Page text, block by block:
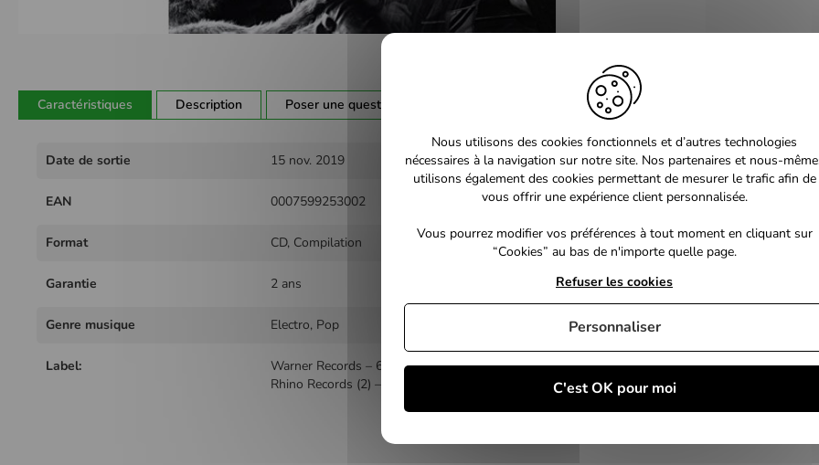
la
d’images
Caractéristiques
d'infos
Date de sortie 15 nov. 2019
EAN 0007599253002
Format CD, Compilation
Garantie 2 ans
Genre musique Electro, Pop
Label:
Warner Records – 603497849772,
Rhino Records (2) – R2 604558
Description Poser une question
Nous utilisons des cookies fonctionnels et d’autres technologies
nécessaires à la navigation sur notre site. Nos partenaires et nous-
utilisons également des cookies permettant de mesurer le trafic afin de
vous offrir une expérience client personnalisée.
Vous pourrez modifier vos préférences à tout moment en cliquant sur
“Cookies” au bas de n'importe quelle page.
C'est OK pour moi
Refuser les cookies
Personnaliser